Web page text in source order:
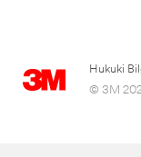
Hukuki
© 3M